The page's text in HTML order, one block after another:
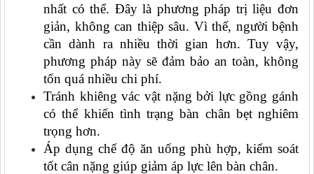
nhất có thể. Đây là phương pháp trị liệu đơn
giản, không can thiệp sâu. Vì thế, người bệnh
cần dành ra nhiều thời gian hơn. Tuy vậy,
phương pháp này sẽ đảm bảo an toàn, không
tốn quá nhiều chi phí.
Tránh khiêng vác vật nặng bởi lực gồng gánh
có thể khiến tình trạng bàn chân bẹt nghiêm
trọng hơn.
Áp dụng chế độ ăn uống phù hợp, kiểm soát
tốt cân nặng giúp giảm áp lực lên bàn chân.